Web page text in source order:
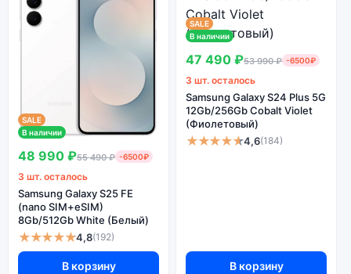
SALE
В наличии
48 990 ₽55 490 ₽ -6500₽
3 шт. осталось
Samsung Galaxy S25 FE
(nano SIM+eSIM)
8Gb/512Gb White (Белый)
★★★★★4,8(192)
В корзину
SALE
В наличии
47 490 ₽53 990 ₽ -6500₽
3 шт. осталось
Samsung Galaxy S24 Plus 5G
12Gb/256Gb Cobalt Violet
(Фиолетовый)
★★★★★4,6(184)
В корзину